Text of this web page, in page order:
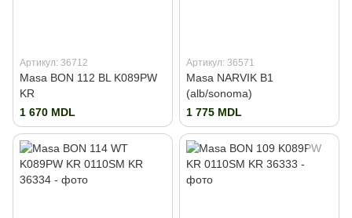
Артикул: 36712
Masa BON 112 BL K089PW
KR
1 670 MDL
Артикул: 36571
Masa NARVIK B1
(alb/sonoma)
1 775 MDL